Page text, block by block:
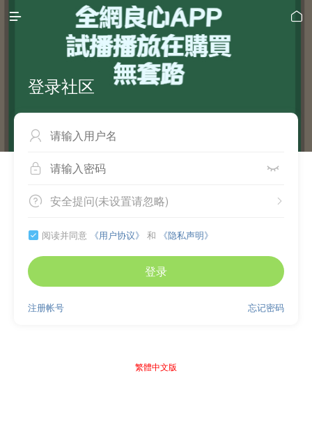
 
登录社区

 
 
安全提问(未设置请忽略)
 阅读并同意 《用户协议》 和 《隐私声明》
登录
忘记密码
注册帐号
繁體中文版